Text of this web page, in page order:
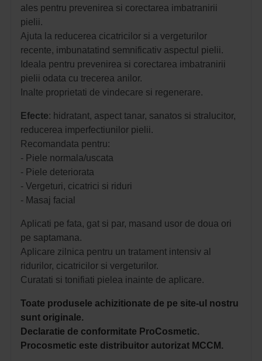
ales pentru prevenirea si corectarea imbatranirii
pielii.
Ajuta la reducerea cicatricilor si a vergeturilor
recente, imbunatatind semnificativ aspectul pielii.
Ideala pentru prevenirea si corectarea imbatranirii
pielii odata cu trecerea anilor.
Inalte proprietati de vindecare si regenerare.
Efecte: hidratant, aspect tanar, sanatos si stralucitor,
reducerea imperfectiunilor pielii.
Recomandata pentru:
- Piele normala/uscata
- Piele deteriorata
- Vergeturi, cicatrici si riduri
- Masaj facial
Aplicati pe fata, gat si par, masand usor de doua ori
pe saptamana.
Aplicare zilnica pentru un tratament intensiv al
ridurilor, cicatricilor si vergeturilor.
Curatati si tonifiati pielea inainte de aplicare.
Toate produsele achizitionate de pe site-ul nostru
sunt originale.
Declaratie de conformitate ProCosmetic.
Procosmetic este distribuitor autorizat MCCM.